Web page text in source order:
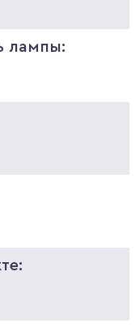
лампы: